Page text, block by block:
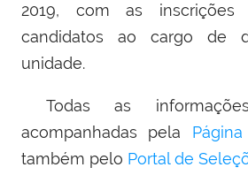
2019, com as
candidatos ao cargo de
unidade.
Todas as
acompanhadas pela
também pelo Portal de